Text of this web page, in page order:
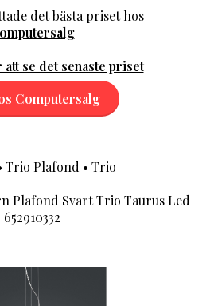
det bästa priset hos
se det senaste priset
Computersalg
Trio Plafond • Trio
Plafond Svart Trio Taurus Led
652910332